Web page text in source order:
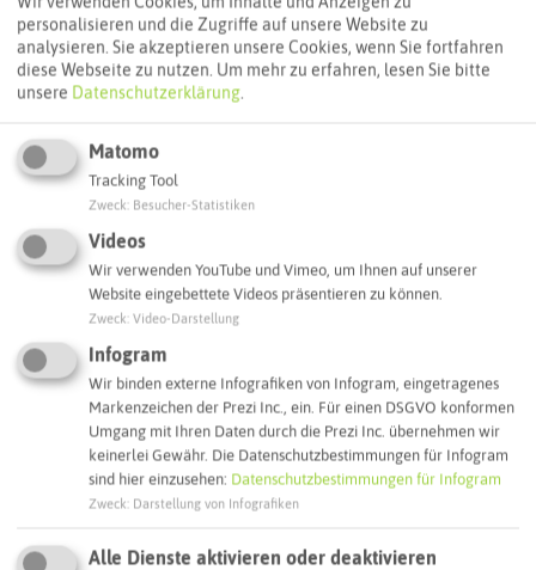
ÖPNV-Route finden
Was ihr hier noch erleben könnt
personalisieren und die Zugriffe auf unsere Website zu
analysieren. Sie akzeptieren unsere Cookies, wenn Sie fortfahren
diese Webseite zu nutzen. Um mehr zu erfahren, lesen Sie bitte
unsere Datenschutzerklärung.
Matomo
Tracking Tool
Zweck Besucher-Statistiken
Videos
Wir verwenden YouTube und Vimeo, um Ihnen auf unserer
Website eingebettete Videos präsentieren zu können.
Zweck Video-Darstellung
Infogram
Wir binden externe Infografiken von Infogram, eingetragenes
Markenzeichen der Prezi Inc., ein. Für einen DSGVO konformen
Umgang mit Ihren Daten durch die Prezi Inc. übernehmen wir
keinerlei Gewähr. Die Datenschutzbestimmungen für Infogram
sind hier einzusehen: Datenschutzbestimmungen für Infogram
Zweck Darstellung von Infografiken
Alle Dienste aktivieren oder deaktivieren